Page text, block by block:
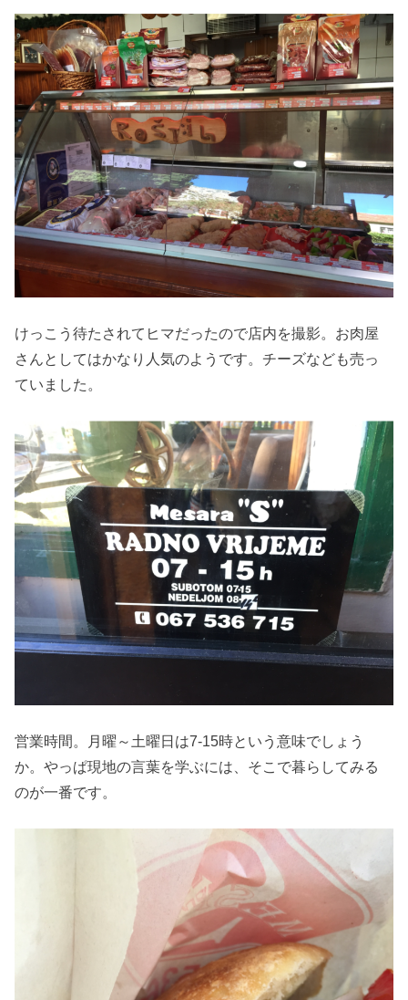
けっこう待たされてヒマだったので店内を撮影。お肉屋
さんとしてはかなり人気のようです。チーズなども売っ
ていました。
営業時間。月曜～土曜日は7‐15時という意味でしょう
か。やっぱ現地の言葉を学ぶには、そこで暮らしてみる
のが一番です。